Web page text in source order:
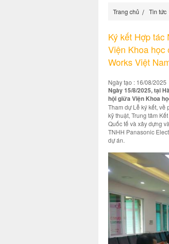
Trang chủ Tin tức
Ký kết Hợp
Viện Khoa học
Works Việt
Ngày tạo : 16/08/2025
Ngày 15/8/2025, tại
hội giữa Viện Khoa
Tham dự Lễ ký kết,
kỹ thuật, Trung tâm
Quốc tế và xây dựng
TNHH Panasonic
dự án.